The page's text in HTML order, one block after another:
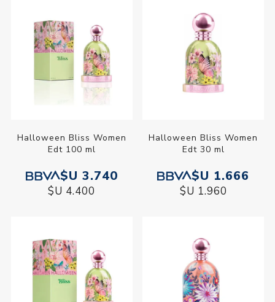
Halloween Bliss Women
Edt 100 ml
$U 3.740
$U 4.400
Halloween Bliss Women
Edt 30 ml
$U 1.666
$U 1.960